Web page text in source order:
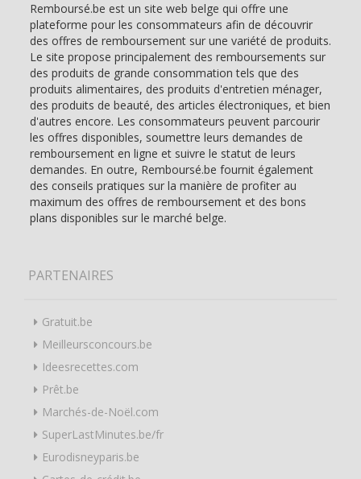
Remboursé.be est un site web belge qui offre une
plateforme pour les consommateurs afin de découvrir
des offres de remboursement sur une variété de produits.
Le site propose principalement des remboursements sur
des produits de grande consommation tels que des
produits alimentaires, des produits d'entretien ménager,
des produits de beauté, des articles électroniques, et bien
d'autres encore. Les consommateurs peuvent parcourir
les offres disponibles, soumettre leurs demandes de
remboursement en ligne et suivre le statut de leurs
demandes. En outre, Remboursé.be fournit également
des conseils pratiques sur la manière de profiter au
maximum des offres de remboursement et des bons
plans disponibles sur le marché belge.
PARTENAIRES
Gratuit.be
Meilleursconcours.be
Ideesrecettes.com
Prêt.be
Marchés-de-Noël.com
SuperLastMinutes.be/fr
Eurodisneyparis.be